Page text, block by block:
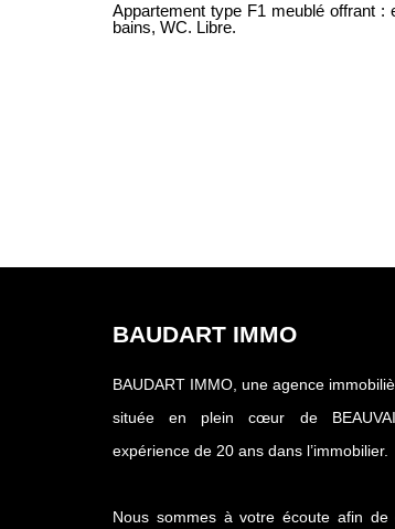
Appartement type F1 meublé offrant : entrée, séjour,
bains, WC. Libre.
BAUDART IMMO
BAUDART IMMO, une agence
située en plein cœur de
expérience de 20 ans dans l’immobilier.
Nous sommes à votre écoute afin de